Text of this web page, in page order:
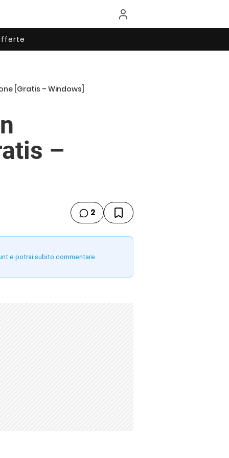
[Gratis – Windows]
–
2
e potrai subito commentare.